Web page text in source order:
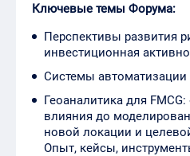
Ключевые темы Форума:
Перспективы развития
инвестиционная
Системы автоматизации
Геоаналитика для
влияния до
новой локации и
Опыт, кейсы,